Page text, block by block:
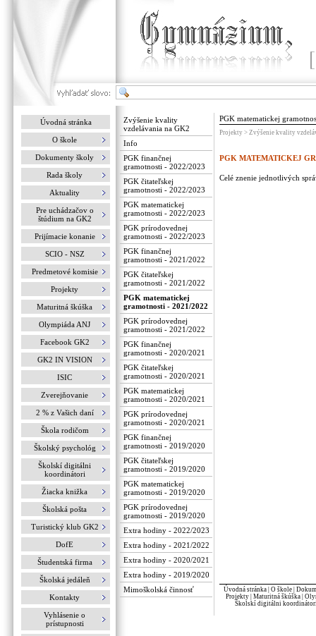
Úvodná stránka
O škole
Dokumenty školy
Rada školy
Aktuality
Pre uchádzačov o
štúdium na GK2
Prijímacie konanie
SCIO - NSZ
Predmetové komisie
Projekty
Maturitná škúška
Olympiáda ANJ
Facebook GK2
GK2 IN VISION
ISIC
Zverejňovanie
2 % z Vašich daní
Škola rodičom
Školský psychológ
Školskí digitálni
koordinátori
Žiacka knižka
Školská pošta
Turistický klub GK2
DofE
Študentská firma
Školská jedáleň
Kontakty
Vyhlásenie o
prístupnosti
PGK matematickej
Projekty > Zvýšenie kvality
PGK MATEMATICKEJ
Celé znenie jednotlivých
Úvodná stránka| O škole|
Projekty| Maturitná škúška|
Školskí digitálni
Zvýšenie kvality
vzdelávania na GK2
Info
PGK finančnej
gramotnosti - 2022/2023
PGK čitateľskej
gramotnosti - 2022/2023
PGK matematickej
gramotnosti - 2022/2023
PGK prírodovednej
gramotnosti - 2022/2023
PGK finančnej
gramotnosti - 2021/2022
PGK čitateľskej
gramotnosti - 2021/2022
PGK matematickej
gramotnosti - 2021/2022
PGK prírodovednej
gramotnosti - 2021/2022
PGK finančnej
gramotnosti - 2020/2021
PGK čitateľskej
gramotnosti - 2020/2021
PGK matematickej
gramotnosti - 2020/2021
PGK prírodovednej
gramotnosti - 2020/2021
PGK finančnej
gramotnosti - 2019/2020
PGK čitateľskej
gramotnosti - 2019/2020
PGK matematickej
gramotnosti - 2019/2020
PGK prírodovednej
gramotnosti - 2019/2020
Extra hodiny - 2022/2023
Extra hodiny - 2021/2022
Extra hodiny - 2020/2021
Extra hodiny - 2019/2020
Mimoškolská činnosť